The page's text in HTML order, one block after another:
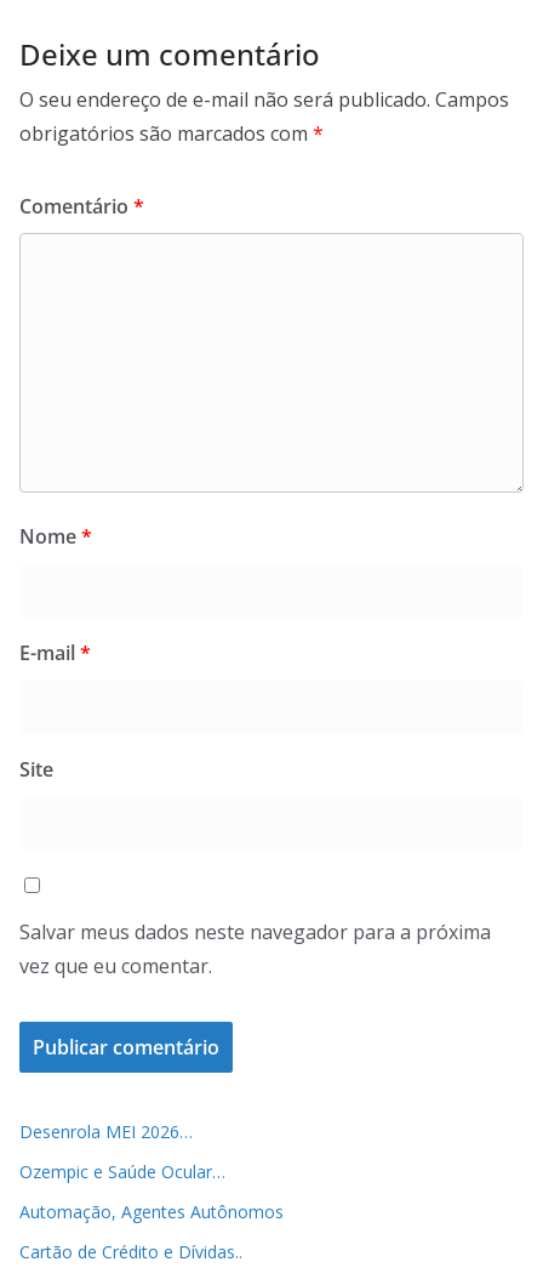
Deixe um comentário
O seu endereço de e-mail não será publicado. Campos
obrigatórios são marcados com *
Comentário *
Nome*
E-mail*
Site
Salvar meus dados neste navegador para a próxima
vez que eu comentar.
Desenrola MEI 2026…
Ozempic e Saúde Ocular…
Automação, Agentes Autônomos
Cartão de Crédito e Dívidas..